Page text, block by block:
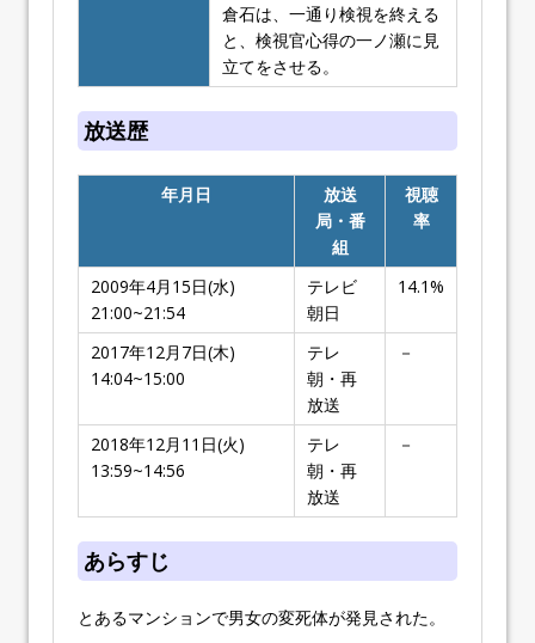
倉石は、一通り検視を終える
と、検視官心得の一ノ瀬に見
立てをさせる。
放送歴
年月日
放送
局・番
組
視聴
率
2009年4月15日(水)
21:00~21:54
テレビ
朝日
14.1%
2017年12月7日(木)
14:04~15:00
テレ
朝・再
放送
－
2018年12月11日(火)
13:59~14:56
テレ
朝・再
放送
－
あらすじ
とあるマンションで男女の変死体が発見された。